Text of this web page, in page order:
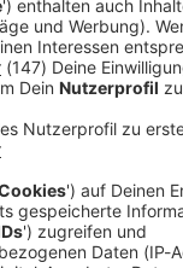
entschieden.